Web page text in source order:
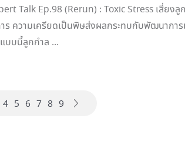
Talk Ep.98 (Rerun) : Toxic Stress เสี่ยงลู
ความเครียดเป็นพิษส่งผลกระทบกับพัฒนาการ
บนี้ลูกกำล ...
4 5 6 7 8 9